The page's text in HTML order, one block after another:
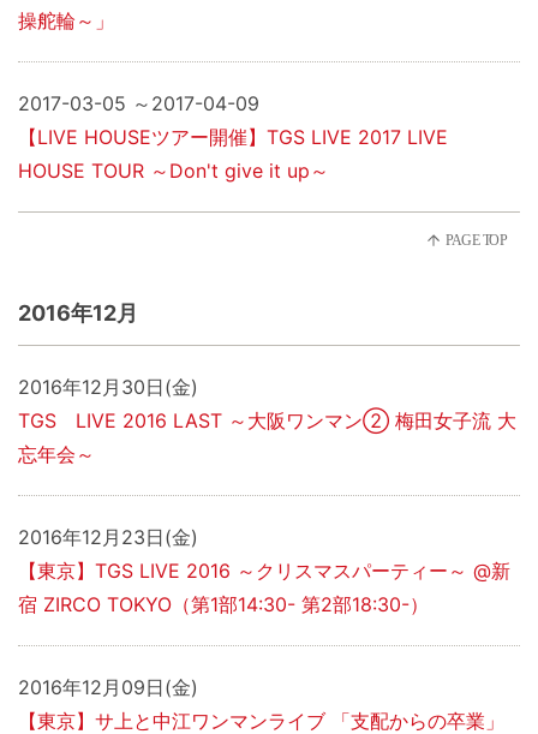
操舵輪～」
2017-03-05 ～2017-04-09
【LIVE HOUSEツアー開催】TGS LIVE 2017 LIVE
HOUSE TOUR ～Don't give it up～
2016年12月
2016年12月30日(金)
TGS LIVE 2016 LAST ～大阪ワンマン② 梅田女子流 大
忘年会～
2016年12月23日(金)
【東京】TGS LIVE 2016 ～クリスマスパーティー～ @新
宿 ZIRCO TOKYO（第1部14:30- 第2部18:30-）
2016年12月09日(金)
【東京】サ上と中江ワンマンライブ 「支配からの卒業」